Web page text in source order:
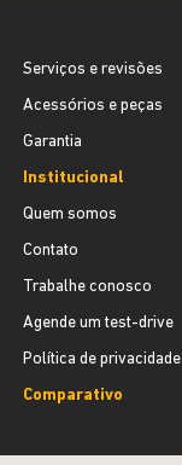
Serviços e revisões
Acessórios e peças
Garantia
Institucional
Quem somos
Contato
Trabalhe conosco
Agende um test-drive
Política de privacidade
Comparativo